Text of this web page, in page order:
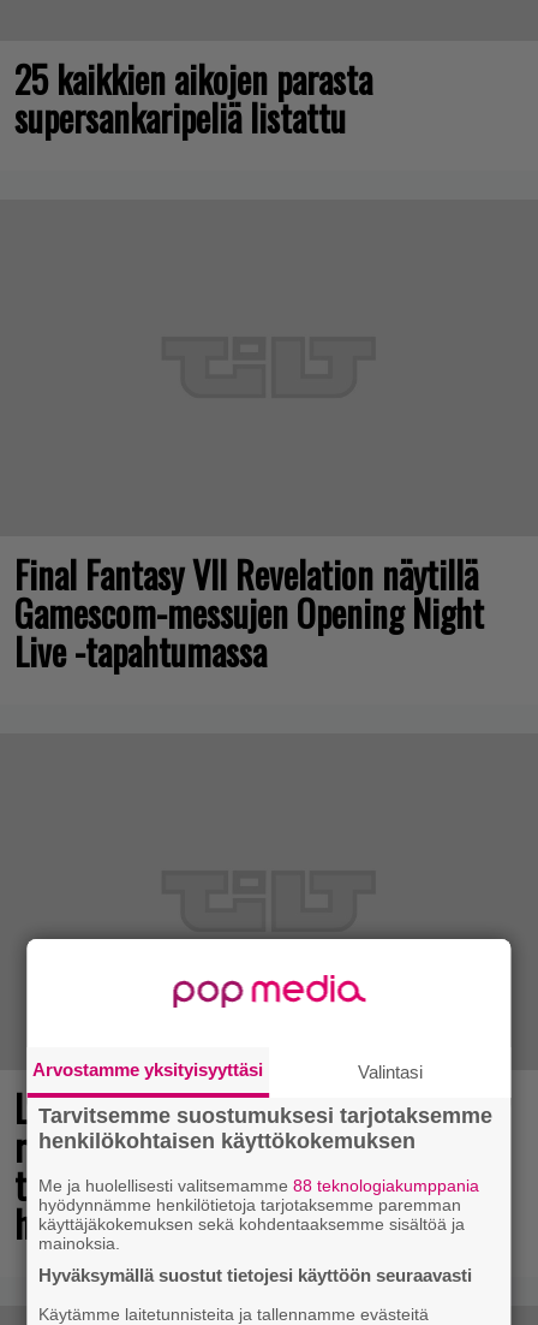
25 kaikkien aikojen parasta
supersankaripeliä listattu
Final Fantasy VII Revelation näytillä
Gamescom-messujen Opening Night
Live -tapahtumassa
Legendaarinen Ghost Recon -
räiskintäsarja jatkuu – sisäpiirin
testaajia seuraavalle pelille
haeskellaan jo
Arvostamme yksityisyyttäsi Valintasi
Tarvitsemme suostumuksesi tarjotaksemme
henkilökohtaisen käyttökokemuksen
Me ja huolellisesti valitsemamme88 teknologiakumppania
hyödynnämme henkilötietoja tarjotaksemme paremman
käyttäjäkokemuksen sekä kohdentaaksemme sisältöä ja
mainoksia.
Hyväksymällä suostut tietojesi käyttöön seuraavasti
Käytämme laitetunnisteita ja tallennamme evästeitä